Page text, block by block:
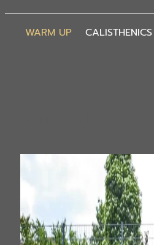
WARM UP CALISTHENICS